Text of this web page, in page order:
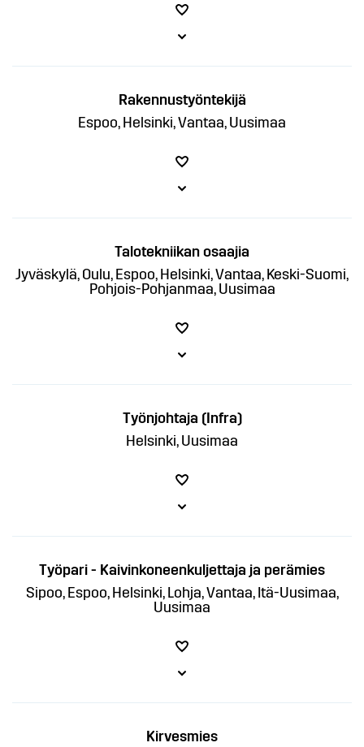
Rakennustyöntekijä
Espoo, Helsinki, Vantaa, Uusimaa
Talotekniikan osaajia
Jyväskylä, Oulu, Espoo, Helsinki, Vantaa, Keski-Suomi,
Pohjois-Pohjanmaa, Uusimaa
Työnjohtaja (Infra)
Helsinki, Uusimaa
Työpari - Kaivinkoneenkuljettaja ja perämies
Sipoo, Espoo, Helsinki, Lohja, Vantaa, Itä-Uusimaa,
Uusimaa
Kirvesmies